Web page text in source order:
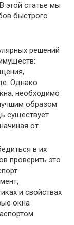
этой статье мы
быстрого
решений
Однако
необходимо
образом
существует
от.
в их
проверить это
и свойствах
окна